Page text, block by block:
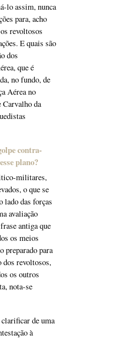
lo assim, nunca
para, acho
revoltosos
E quais são
dos
que é
no fundo, de
Aérea no
Carvalho da
contra-
plano?
militares,
o que se
lado das forças
avaliação
antiga que
os meios
preparado para
dos revoltosos,
os outros
nota-se
de uma
à